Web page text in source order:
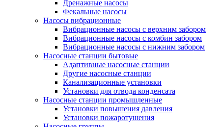
Дренажные насосы
Фекальные насосы
Насосы вибрационные
Вибрационные насосы с верхним забором
Вибрационные насосы с комбин забором
Вибрационные насосы с нижним забором
Насосные станции бытовые
Адаптивные насосные станции
Другие насосные станции
Канализационные установки
Установки для отвода конденсата
Насосные станции промышленные
Установки повышения давления
Установки пожаротушения